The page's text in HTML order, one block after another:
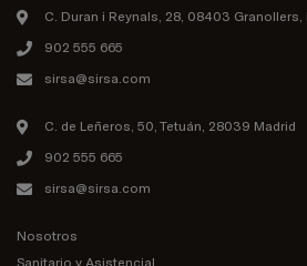
C. Duran i Reynals, 28, 08403 Granollers,
902 555 665
sirsa@sirsa.com
C. de Leñeros, 50, Tetuán, 28039 Madrid
902 555 665
sirsa@sirsa.com
Nosotros
Sanitario y Asistencial